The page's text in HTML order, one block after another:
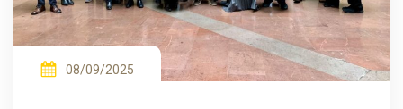
08/09/2025